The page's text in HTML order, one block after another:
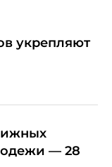
укрепляют
— 28